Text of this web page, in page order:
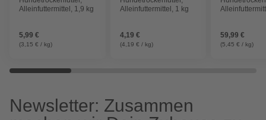
Alleinfuttermittel, 1,9 kg
5,99 €
(3,15 € / kg)
Alleinfuttermittel, 1 kg
4,19 €
(4,19 € / kg)
59,99 €
(5,45 € / kg)
Newsletter: Zusammen